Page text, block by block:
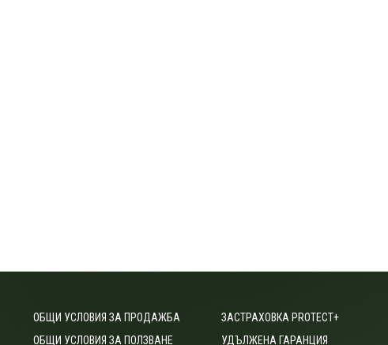
ОБЩИ УСЛОВИЯ ЗА ПРОДАЖБА
ОБЩИ УСЛОВИЯ ЗА ПОЛЗВАНЕ
ЗАСТРАХОВКА PROTECT+
УДЪЛЖЕНА ГАРАНЦИЯ